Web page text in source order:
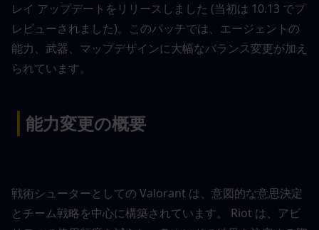
レイ アップデートをリリースしました (当初は 10.13 でプ
レビューされました)。このパッチでは、エージェントの
能力、武器、マップデザインに大幅なバランス変更が加え
られています。
| 能力変更の概要
戦術シューターとしての Valorant は、意図的な意思決定
とチーム戦略を中心に構築されています。 Riot は、アビ